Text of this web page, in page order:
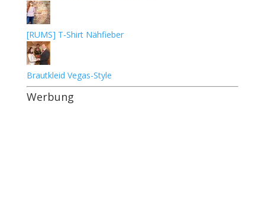
[RUMS] T-Shirt Nähfieber
Brautkleid Vegas-Style
Werbung